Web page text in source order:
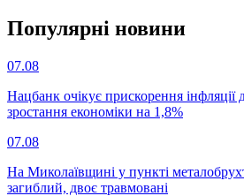
Популярнi новини
07.08
Нацбанк очікує прискорення інфляції
зростання економіки на 1,8%
07.08
На Миколаївщині у пункті
загиблий, двоє травмовані